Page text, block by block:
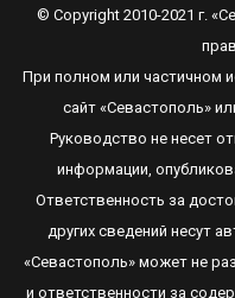
© Copyright 2010-2021 г.
При полном или частичном
сайт «Севастополь»
Руководство не несет
информации,
Ответственность за
других сведений несут
«Севастополь»может не
и ответственности за